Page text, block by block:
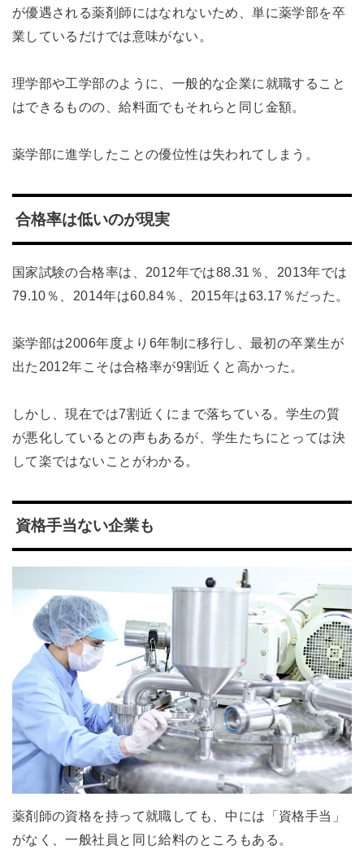
が優遇される薬剤師にはなれないため、単に薬学部を卒
業しているだけでは意味がない。
理学部や工学部のように、一般的な企業に就職すること
はできるものの、給料面でもそれらと同じ金額。
薬学部に進学したことの優位性は失われてしまう。
合格率は低いのが現実
国家試験の合格率は、2012年では88.31％、2013年では
79.10％、2014年は60.84％、2015年は63.17％だった。
薬学部は2006年度より6年制に移行し、最初の卒業生が
出た2012年こそは合格率が9割近くと高かった。
しかし、現在では7割近くにまで落ちている。学生の質
が悪化しているとの声もあるが、学生たちにとっては決
して楽ではないことがわかる。
資格手当ない企業も
薬剤師の資格を持って就職しても、中には「資格手当」
がなく、一般社員と同じ給料のところもある。